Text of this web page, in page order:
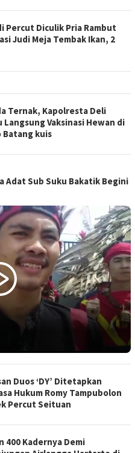
Percut Diculik Pria Rambut
Judi Meja Tembak Ikan, 2
Ternak, Kapolresta Deli
Vaksinasi Hewan di
Batang kuis
Adat Sub Suku Bakatik Begini
Duos ‘DY’ Ditetapkan
Hukum Romy Tampubolon
Percut Seituan
400 Kadernya Demi